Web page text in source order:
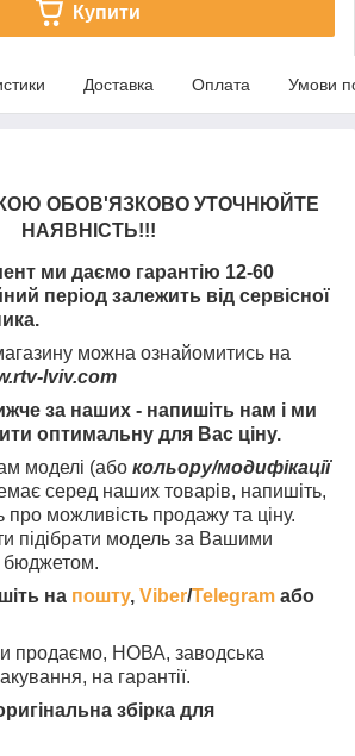
Купити
Доставка Оплата Умови
ОБОВ'ЯЗКОВО УТОЧНЮЙТЕ
НАЯВНІСТЬ!!!
ми даємо гарантію 12-60
період залежить від сервісної
можна ознайомитись на
lviv.com
за наших - напишіть нам і ми
оптимальну для Вас ціну.
моделі (або кольору/модифікації
серед наших товарів, напишіть,
про можливість продажу та ціну.
підібрати модель за Вашими
бюджетом.
на пошту, Viber/Telegram або
продаємо, НОВА, заводська
на гарантії.
збірка для